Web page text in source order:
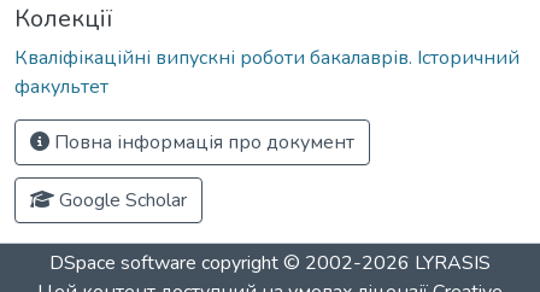
Колекції
Кваліфікаційні випускні роботи бакалаврів. Історичний
факультет
Повна інформація про документ
Google Scholar
DSpace software copyright © 2002-2026 LYRASIS